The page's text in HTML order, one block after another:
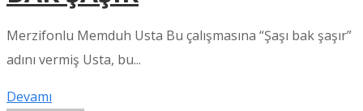
Merzifonlu Memduh Usta Bu çalışmasına “Şaşı bak şaşır”
adını vermiş Usta, bu...
Devamı